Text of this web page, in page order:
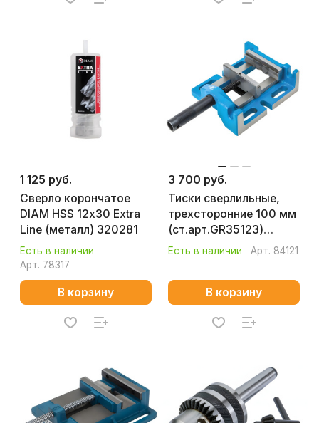
1 125 руб.
Сверло корончатое
DIAM HSS 12х30 Extra
Line (металл) 320281
Есть в наличии
Арт. 78317
В корзину
3 700 руб.
Тиски сверлильные,
трехсторонние 100 мм
(ст.арт.GR35123)
DPV/UG/3/100 WILTON
Есть в наличии Арт. 84121
В корзину